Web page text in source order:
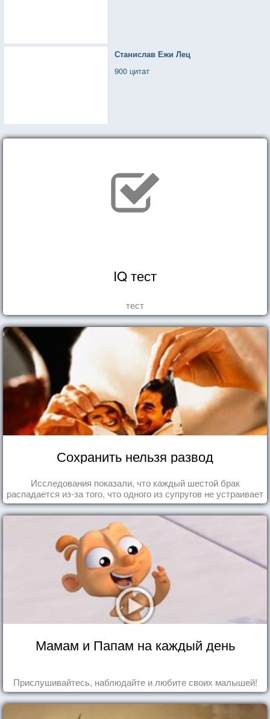
Станислав Ежи Лец
900 цитат
IQ тест
тест
Сохранить нельзя развод
Исследования показали, что каждый шестой брак
распадается из-за того, что одного из супругов не устраивает
та роль, которая выпала ему в семье.
Мамам и Папам на каждый день
Прислушивайтесь, наблюдайте и любите своих малышей!